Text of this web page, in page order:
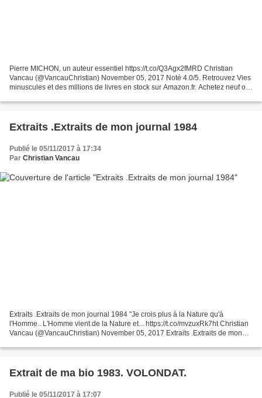
Pierre MICHON, un auteur essentiel https://t.co/Q3Agx2fMRD Christian
Vancau (@VancauChristian) November 05, 2017 Noté 4.0/5. Retrouvez Vies
minuscules et des millions de livres en stock sur Amazon.fr. Achetez neuf ou
Extraits .Extraits de mon journal 1984
Publié le 05/11/2017 à 17:34
Par Christian Vancau
Extraits .Extraits de mon journal 1984 "Je crois plus à la Nature qu'à
l'Homme.. L'Homme vient de la Nature et... https://t.co/mvzuxRk7ht Christian
Vancau (@VancauChristian) November 05, 2017 Extraits .Extraits de mon
Extrait de ma bio 1983. VOLONDAT.
Publié le 05/11/2017 à 17:07